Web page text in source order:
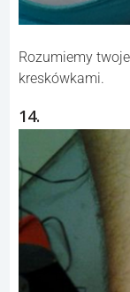
Rozumiemy
kreskówkami.
14.